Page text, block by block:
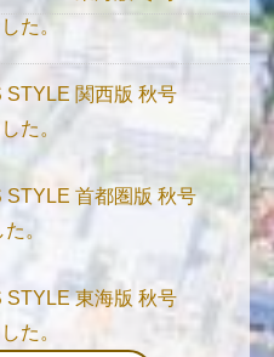
た。
STYLE 関西版 秋号
た。
STYLE 首都圏版 秋号
。
STYLE 東海版 秋号
た。